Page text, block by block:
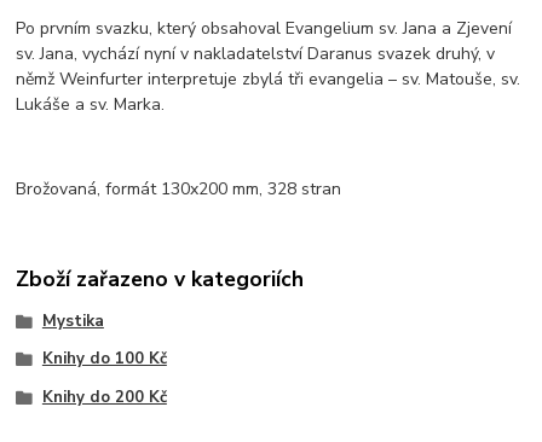
Po prvním svazku, který obsahoval Evangelium sv. Jana a Zjevení
sv. Jana, vychází nyní v nakladatelství Daranus svazek druhý, v
němž Weinfurter interpretuje zbylá tři evangelia – sv. Matouše, sv.
Lukáše a sv. Marka.
Brožovaná, formát 130x200 mm, 328 stran
Zboží zařazeno v kategoriích
Mystika
Knihy do 100 Kč
Knihy do 200 Kč